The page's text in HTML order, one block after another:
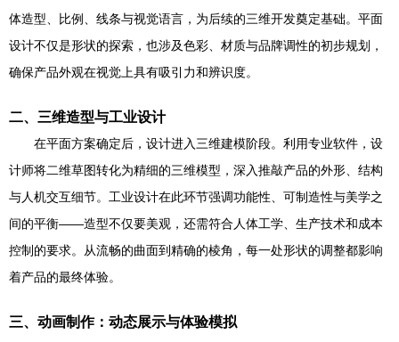
体造型、比例、线条与视觉语言，为后续的三维开发奠定基础。平面
设计不仅是形状的探索，也涉及色彩、材质与品牌调性的初步规划，
确保产品外观在视觉上具有吸引力和辨识度。
二、三维造型与工业设计
在平面方案确定后，设计进入三维建模阶段。利用专业软件，设
计师将二维草图转化为精细的三维模型，深入推敲产品的外形、结构
与人机交互细节。工业设计在此环节强调功能性、可制造性与美学之
间的平衡——造型不仅要美观，还需符合人体工学、生产技术和成本
控制的要求。从流畅的曲面到精确的棱角，每一处形状的调整都影响
着产品的最终体验。
三、动画制作：动态展示与体验模拟